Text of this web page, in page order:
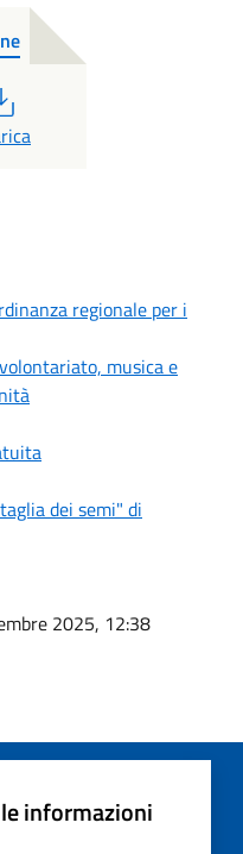
regionale per i
musica e
dei semi" di
2025, 12:38
informazioni